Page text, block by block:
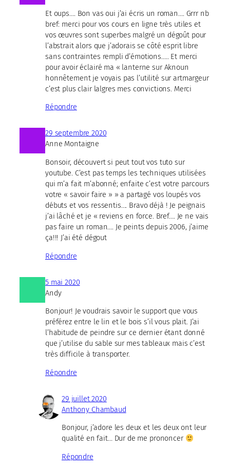
Et oups…. Bon vas oui j’ai écris un roman…. Grrr nb
bref: merci pour vos cours en ligne très utiles et
vos œuvres sont superbes malgré un dégoût pour
l’abstrait alors que j’adorais se côté esprit libre
sans contraintes rempli d’émotions….. Et merci
pour avoir éclairé ma « lanterne sur Aknoun
honnêtement je voyais pas l’utilité sur artmargeur
c’est plus clair lalgres mes convictions. Merci
Répondre
29 septembre 2020
Anne Montaigne
Bonsoir, découvert si peut tout vos tuto sur
youtube. C’est pas temps les techniques utilisées
qui m’a fait m’abonné; enfaite c’est votre parcours
votre « savoir faire » » a partagé vos loupés vos
débuts et vos ressentis…. Bravo déjà ! Je peignais
j’ai lâché et je « reviens en force. Bref…. Je ne vais
pas faire un roman…. Je peints depuis 2006, j’aime
ça!!! J’ai été dégout
Répondre
5 mai 2020
Andy
Bonjour! Je voudrais savoir le support que vous
préférez entre le lin et le bois s’il vous plait. J’ai
l’habitude de peindre sur ce dernier étant donné
que j’utilise du sable sur mes tableaux mais c’est
très difficile à transporter.
Répondre
29 juillet 2020
Anthony Chambaud
Bonjour, j’adore les deux et les deux ont leur
qualité en fait… Dur de me prononcer
Répondre